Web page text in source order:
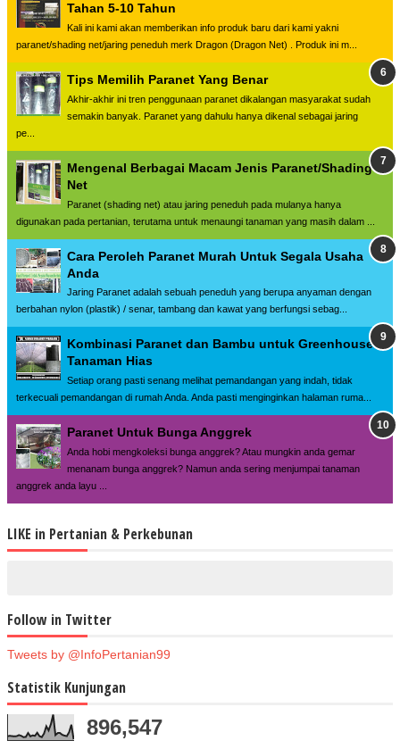
Tahan 5-10 Tahun
Kali ini kami akan memberikan info produk baru dari kami yakni
paranet/shading net/jaring peneduh merk Dragon (Dragon Net) . Produk ini m...
Tips Memilih Paranet Yang Benar
Akhir-akhir ini tren penggunaan paranet dikalangan masyarakat sudah
semakin banyak. Paranet yang dahulu hanya dikenal sebagai jaring
pe...
Mengenal Berbagai Macam Jenis Paranet/Shading
Net
Paranet (shading net) atau jaring peneduh pada mulanya hanya
digunakan pada pertanian, terutama untuk menaungi tanaman yang masih dalam ...
Cara Peroleh Paranet Murah Untuk Segala Usaha
Anda
Jaring Paranet adalah sebuah peneduh yang berupa anyaman dengan
berbahan nylon (plastik) / senar, tambang dan kawat yang berfungsi sebag...
Kombinasi Paranet dan Bambu untuk Greenhouse
Tanaman Hias
Setiap orang pasti senang melihat pemandangan yang indah, tidak
terkecuali pemandangan di rumah Anda. Anda pasti menginginkan halaman ruma...
Paranet Untuk Bunga Anggrek
Anda hobi mengkoleksi bunga anggrek? Atau mungkin anda gemar
menanam bunga anggrek? Namun anda sering menjumpai tanaman
anggrek anda layu ...
LIKE in Pertanian & Perkebunan
Follow in Twitter
Tweets by @InfoPertanian99
Statistik Kunjungan
896,547